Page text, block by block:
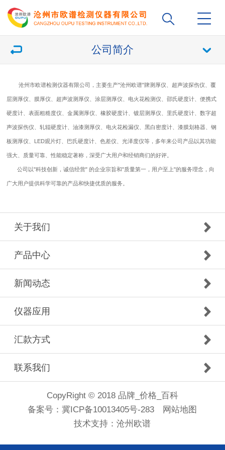
公司简介
沧州市欧谱检测仪器有限公司，主要生产"沧州欧谱"牌测厚仪、超声波探伤仪、覆
层测厚仪、膜厚仪、超声波测厚仪、涂层测厚仪、电火花检测仪、邵氏硬度计、便携式
硬度计、表面粗糙度仪、金属测厚仪、橡胶硬度计、镀层测厚仪、里氏硬度计、数字超
声波探伤仪、轧辊硬度计、油漆测厚仪、电火花检漏仪、黑白密度计、漆膜划格器、钢
板测厚仪、LED观片灯、巴氏硬度计、色差仪、光泽度仪等，多年来公司产品以其功能
强大、质量可靠、性能稳定著称，深受广大用户和经销商们的好评。
公司以"科技创新，诚信经营" 的企业宗旨和"质量第一，用户至上"的服务理念，向
广大用户提供科学可靠的产品和快捷优质的服务。
关于我们
产品中心
新闻动态
仪器应用
汇款方式
联系我们
CopyRight © 2018 品牌_价格_百科
备案号：冀ICP备10013405号-283
网站地图
技术支持：沧州欧谱